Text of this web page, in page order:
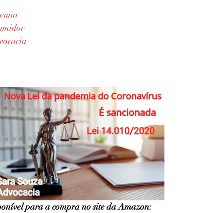
para a compra no site da Amazon: